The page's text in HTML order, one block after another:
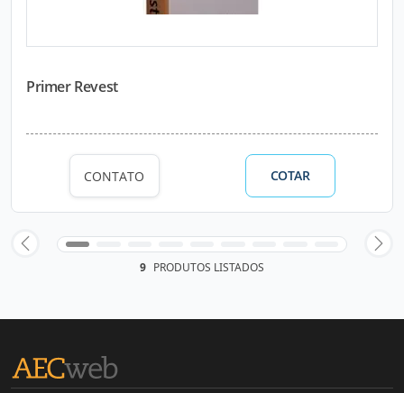
Primer Revest
CONTATO COTAR
9 PRODUTOS LISTADOS